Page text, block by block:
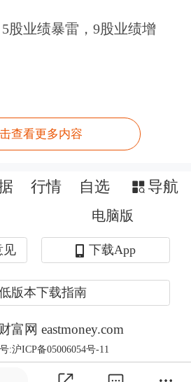
，而供需预期差下铜
目前，铜价已逐步消化
本上升及供应收紧作出
伊达成正式停战协议，
供需基本面逻辑，迎来
有头部铜行业上市公司
本面博弈主导，而全球
股业绩暴雷，9股业绩增
查看更多内容
行情 自选 导航
电脑版
见 下载App
版本下载指南
富网 eastmoney.com
:沪ICP备05006054号-11